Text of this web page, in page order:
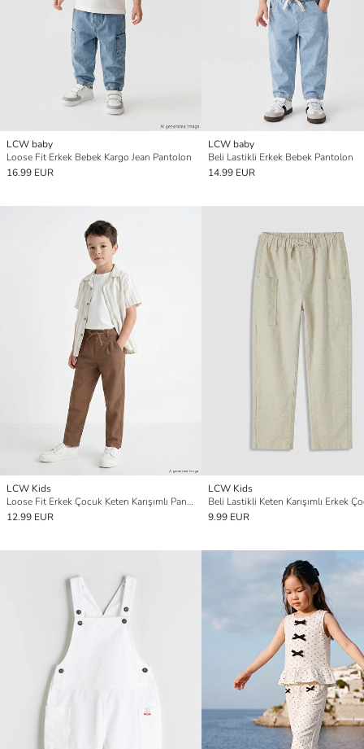
LCW baby
Loose Fit Erkek Bebek Kargo Jean Pantolon
16.99 EUR
LCW baby
Beli Lastikli Erkek Bebek Pantolon
14.99 EUR
LCW Kids
Loose Fit Erkek Çocuk Keten Karışımlı Pantolon
12.99 EUR
LCW Kids
9.99 EUR